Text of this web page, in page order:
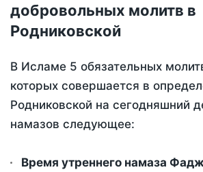
добровольных молитв в
Родниковской
В Исламе 5 обязательных
которых совершается в
Родниковской на сегодняшний
намазов следующее:
Время утреннего намаза